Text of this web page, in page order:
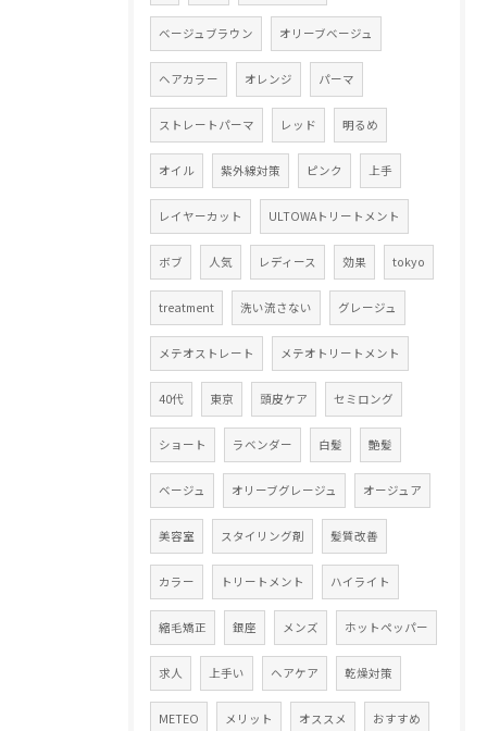
ベージュブラウン オリーブベージュ
ヘアカラー オレンジ パーマ
ストレートパーマ レッド 明るめ
オイル 紫外線対策 ピンク 上手
レイヤーカット ULTOWAトリートメント
ボブ 人気 レディース 効果 tokyo
treatment 洗い流さない グレージュ
メテオストレート メテオトリートメント
40代 東京 頭皮ケア セミロング
ショート ラベンダー 白髪 艶髪
ベージュ オリーブグレージュ オージュア
美容室 スタイリング剤 髪質改善
カラー トリートメント ハイライト
縮毛矯正 銀座 メンズ ホットペッパー
求人 上手い ヘアケア 乾燥対策
METEO メリット オススメ おすすめ